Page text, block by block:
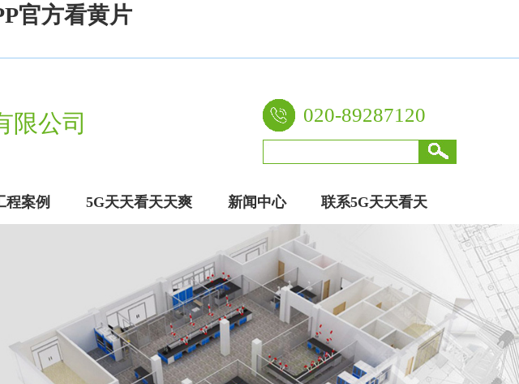
官方看黄片
限公司 020-89287120
程案例 5G天天看天天爽 新闻中心 联系5G天天看天